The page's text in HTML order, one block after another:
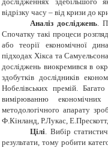
відрізку часу – від кризи до
Аналіз досліджень.
Спочатку такі процеси
або теорії економічної
підходах Хікса та
досліджень виокремився в
здобутків дослідників
Нобелівських премій.
вимірюванню
методологічного апарату
Ф.Кінланд, Р.Лукас,
Цілі. Вибір
результати, тому робити